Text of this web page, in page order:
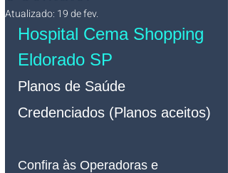
Atualizado: 19 de fev.
Hospital Cema Shopping
Eldorado SP
Planos de Saúde
Credenciados (Planos aceitos)
Confira às Operadoras e